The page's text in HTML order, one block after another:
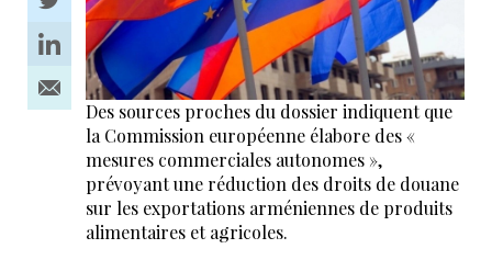
Des sources proches du dossier indiquent que
la Commission européenne élabore des «
mesures commerciales autonomes »,
prévoyant une réduction des droits de douane
sur les exportations arméniennes de produits
alimentaires et agricoles.